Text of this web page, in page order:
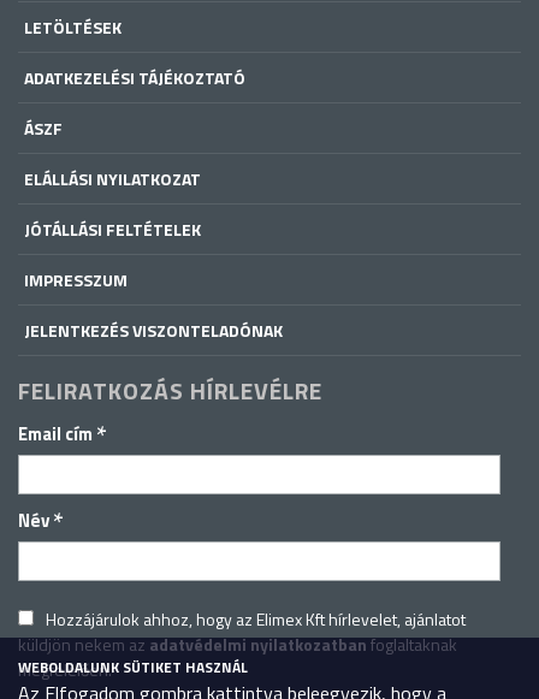
LETÖLTÉSEK
ADATKEZELÉSI TÁJÉKOZTATÓ
ÁSZF
ELÁLLÁSI NYILATKOZAT
JÓTÁLLÁSI FELTÉTELEK
IMPRESSZUM
JELENTKEZÉS VISZONTELADÓNAK
FELIRATKOZÁS HÍRLEVÉLRE
Email cím *
Név*
Hozzájárulok ahhoz, hogy az Elimex Kft hírlevelet, ajánlatot
küldjön nekem azadatvédelmi nyilatkozatbanfoglaltaknak
megfelelően.
WEBOLDALUNK SÜTIKET HASZNÁL
Az Elfogadom gombra kattintva beleegyezik, hogy a